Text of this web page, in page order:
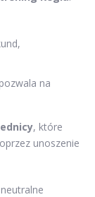
na
, które
unoszenie